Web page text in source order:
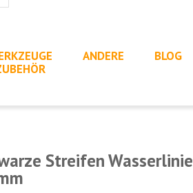
ANDERE BLOG
Streifen Wasserlinie